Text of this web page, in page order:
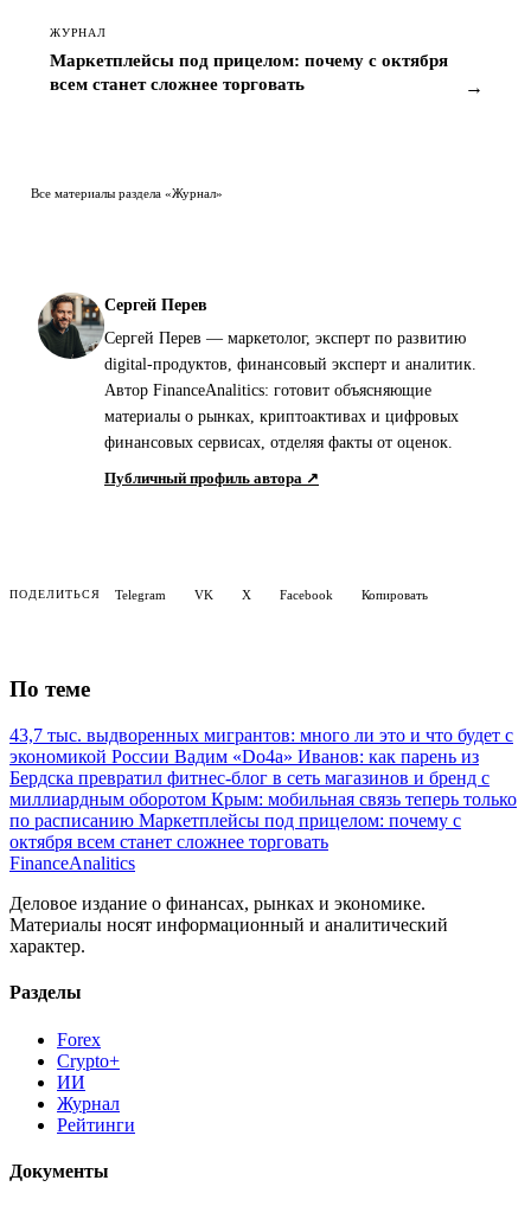
ЖУРНАЛ
Маркетплейсы под прицелом: почему с октября
всем станет сложнее торговать
→
Все материалы раздела «Журнал»
Сергей Перев
Сергей Перев — маркетолог, эксперт по развитию
digital-продуктов, финансовый эксперт и аналитик.
Автор FinanceAnalitics: готовит объясняющие
материалы о рынках, криптоактивах и цифровых
финансовых сервисах, отделяя факты от оценок.
Публичный профиль автора ↗
ПОДЕЛИТЬСЯ Telegram VK X Facebook Копировать
По теме
43,7 тыс. выдворенных мигрантов: много ли это и что будет с
экономикой России Вадим «Do4a» Иванов: как парень из
Бердска превратил фитнес-блог в сеть магазинов и бренд с
миллиардным оборотом Крым: мобильная связь теперь только
по расписанию Маркетплейсы под прицелом: почему с
октября всем станет сложнее торговать
FinanceAnalitics
Деловое издание о финансах, рынках и экономике.
Материалы носят информационный и аналитический
характер.
Разделы
Forex
Crypto+
ИИ
Журнал
Рейтинги
Документы